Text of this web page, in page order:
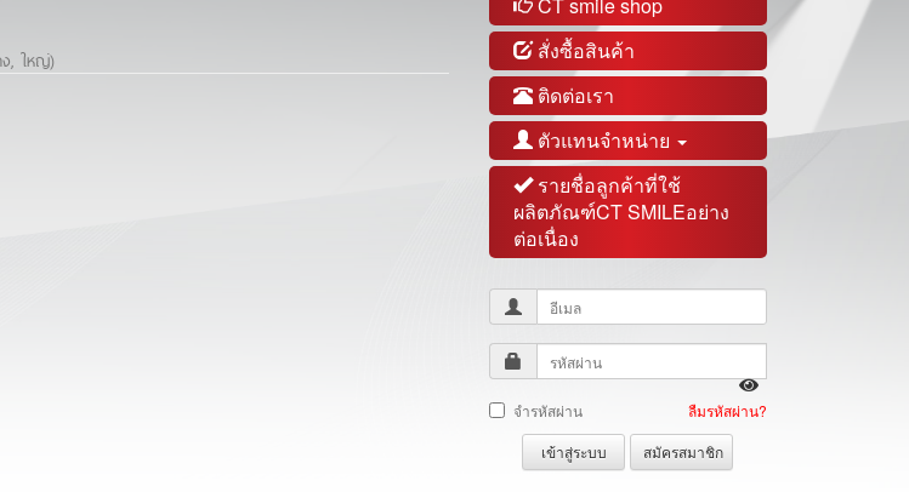
ง, ใหญ่)
CT smile shop
สั่งซื้อสินค้า
ติดต่อเรา
ตัวแทนจำหน่าย
รายชื่อลูกค้าที่ใช้
ผลิตภัณฑ์CT SMILEอย่าง
ต่อเนื่อง
จำรหัสผ่าน
ลืมรหัสผ่าน?
เข้าสู่ระบบ
สมัครสมาชิก